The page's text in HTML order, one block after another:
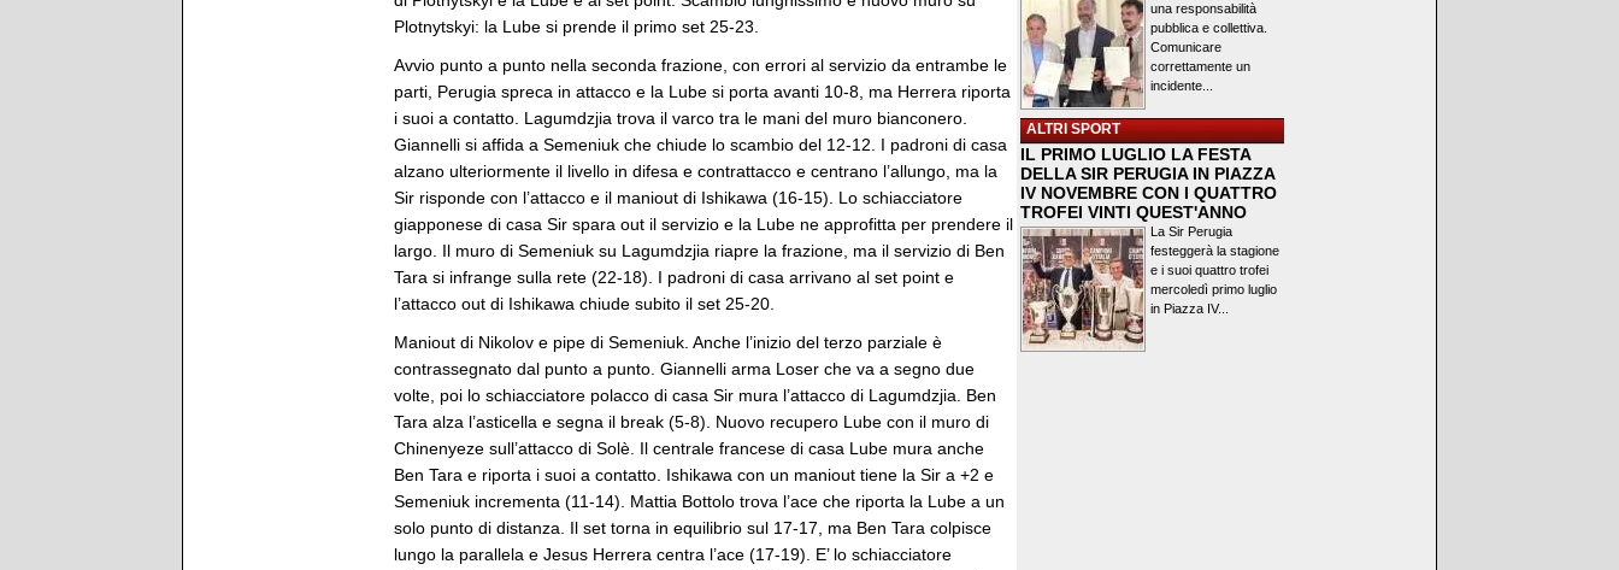
Plotnytskyi: la Lube si prende il primo set 25-23.
Avvio punto a punto nella seconda frazione, con errori al servizio da entrambe le
parti, Perugia spreca in attacco e la Lube si porta avanti 10-8, ma Herrera riporta
i suoi a contatto. Lagumdzjia trova il varco tra le mani del muro bianconero.
Giannelli si affida a Semeniuk che chiude lo scambio del 12-12. I padroni di casa
alzano ulteriormente il livello in difesa e contrattacco e centrano l’allungo, ma la
Sir risponde con l’attacco e il maniout di Ishikawa (16-15). Lo schiacciatore
giapponese di casa Sir spara out il servizio e la Lube ne approfitta per prendere il
largo. Il muro di Semeniuk su Lagumdzjia riapre la frazione, ma il servizio di Ben
Tara si infrange sulla rete (22-18). I padroni di casa arrivano al set point e
l’attacco out di Ishikawa chiude subito il set 25-20.
Maniout di Nikolov e pipe di Semeniuk. Anche l’inizio del terzo parziale è
contrassegnato dal punto a punto. Giannelli arma Loser che va a segno due
volte, poi lo schiacciatore polacco di casa Sir mura l’attacco di Lagumdzjia. Ben
Tara alza l’asticella e segna il break (5-8). Nuovo recupero Lube con il muro di
Chinenyeze sull’attacco di Solè. Il centrale francese di casa Lube mura anche
Ben Tara e riporta i suoi a contatto. Ishikawa con un maniout tiene la Sir a +2 e
Semeniuk incrementa (11-14). Mattia Bottolo trova l’ace che riporta la Lube a un
solo punto di distanza. Il set torna in equilibrio sul 17-17, ma Ben Tara colpisce
lungo la parallela e Jesus Herrera centra l’ace (17-19). E’ lo schiacciatore
una responsabilità
pubblica e collettiva.
Comunicare
correttamente un
incidente...
ALTRI SPORT
IL PRIMO LUGLIO LA FESTA
DELLA SIR PERUGIA IN PIAZZA
IV NOVEMBRE CON I QUATTRO
TROFEI VINTI QUEST'ANNO
La Sir Perugia
festeggerà la stagione
e i suoi quattro trofei
mercoledì primo luglio
in Piazza IV...